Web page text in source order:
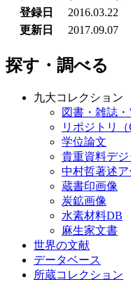
登録日
2016.03.22
更新日
2017.09.07
探す・調べる
九大コレクション
図書・雑誌
リポジトリ（
学位論文
貴重資料デ
中村哲著述
蔵書印画像
炭鉱画像
水素材料DB
麻生家文書
世界の文献
データベース
所蔵コレクション